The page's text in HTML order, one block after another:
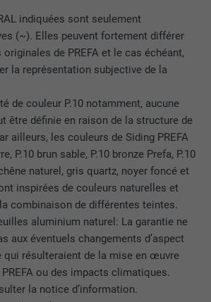
indiquées sont seulement
(~). Elles peuvent fortement différer
de PREFA et le cas échéant,
la représentation subjective de la
de couleur P.10 notamment, aucune
être définie en raison de la structure de
ailleurs, les couleurs de Siding PREFA
P.10 brun sable, P.10 bronze Prefa, P.10
naturel, gris quartz, noyer foncé et
inspirées de couleurs naturelles et
combinaison de différentes teintes.
aluminium naturel: La garantie ne
aux éventuels changements d’aspect
qui résulteraient de la mise en œuvre
ou des impacts climatiques.
la notice d’information.